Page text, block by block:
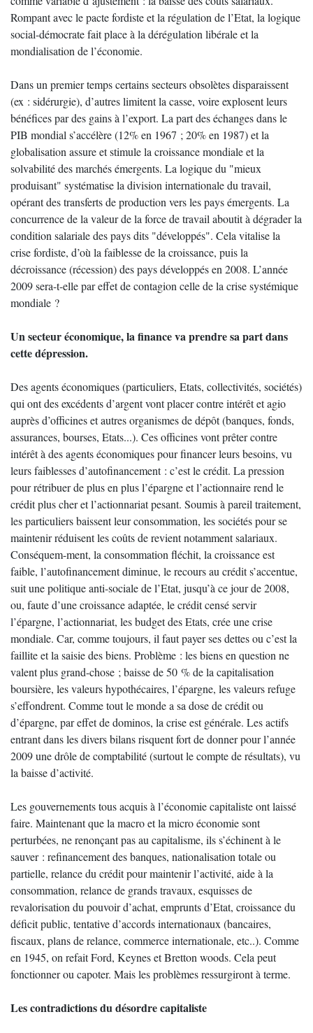
Rompant avec le pacte fordiste et la régulation de l’Etat, la logique
social-démocrate fait place à la dérégulation libérale et la
mondialisation de l’économie.
Dans un premier temps certains secteurs obsolètes disparaissent
(ex : sidérurgie), d’autres limitent la casse, voire explosent leurs
bénéfices par des gains à l’export. La part des échanges dans le
PIB mondial s’accélère (12% en 1967 ; 20% en 1987) et la
globalisation assure et stimule la croissance mondiale et la
solvabilité des marchés émergents. La logique du "mieux
produisant" systématise la division internationale du travail,
opérant des transferts de production vers les pays émergents. La
concurrence de la valeur de la force de travail aboutit à dégrader la
condition salariale des pays dits "développés". Cela vitalise la
crise fordiste, d’où la faiblesse de la croissance, puis la
décroissance (récession) des pays développés en 2008. L’année
2009 sera-t-elle par effet de contagion celle de la crise systémique
mondiale ?
Un secteur économique, la finance va prendre sa part dans
cette dépression.
Des agents économiques (particuliers, Etats, collectivités, sociétés)
qui ont des excédents d’argent vont placer contre intérêt et agio
auprès d’officines et autres organismes de dépôt (banques, fonds,
assurances, bourses, Etats...). Ces officines vont prêter contre
intérêt à des agents économiques pour financer leurs besoins, vu
leurs faiblesses d’autofinancement : c’est le crédit. La pression
pour rétribuer de plus en plus l’épargne et l’actionnaire rend le
crédit plus cher et l’actionnariat pesant. Soumis à pareil traitement,
les particuliers baissent leur consommation, les sociétés pour se
maintenir réduisent les coûts de revient notamment salariaux.
Conséquem-ment, la consommation fléchit, la croissance est
faible, l’autofinancement diminue, le recours au crédit s’accentue,
suit une politique anti-sociale de l’Etat, jusqu’à ce jour de 2008,
ou, faute d’une croissance adaptée, le crédit censé servir
l’épargne, l’actionnariat, les budget des Etats, crée une crise
mondiale. Car, comme toujours, il faut payer ses dettes ou c’est la
faillite et la saisie des biens. Problème : les biens en question ne
valent plus grand-chose ; baisse de 50 % de la capitalisation
boursière, les valeurs hypothécaires, l’épargne, les valeurs refuge
s’effondrent. Comme tout le monde a sa dose de crédit ou
d’épargne, par effet de dominos, la crise est générale. Les actifs
entrant dans les divers bilans risquent fort de donner pour l’année
2009 une drôle de comptabilité (surtout le compte de résultats), vu
la baisse d’activité.
Les gouvernements tous acquis à l’économie capitaliste ont laissé
faire. Maintenant que la macro et la micro économie sont
perturbées, ne renonçant pas au capitalisme, ils s’échinent à le
sauver : refinancement des banques, nationalisation totale ou
partielle, relance du crédit pour maintenir l’activité, aide à la
consommation, relance de grands travaux, esquisses de
revalorisation du pouvoir d’achat, emprunts d’Etat, croissance du
déficit public, tentative d’accords internationaux (bancaires,
fiscaux, plans de relance, commerce internationale, etc..). Comme
en 1945, on refait Ford, Keynes et Bretton woods. Cela peut
fonctionner ou capoter. Mais les problèmes ressurgiront à terme.
Les contradictions du désordre capitaliste